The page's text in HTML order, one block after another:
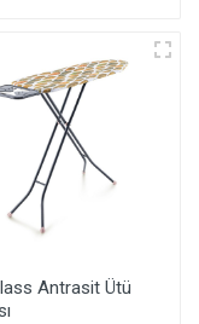
Antrasit Ütü